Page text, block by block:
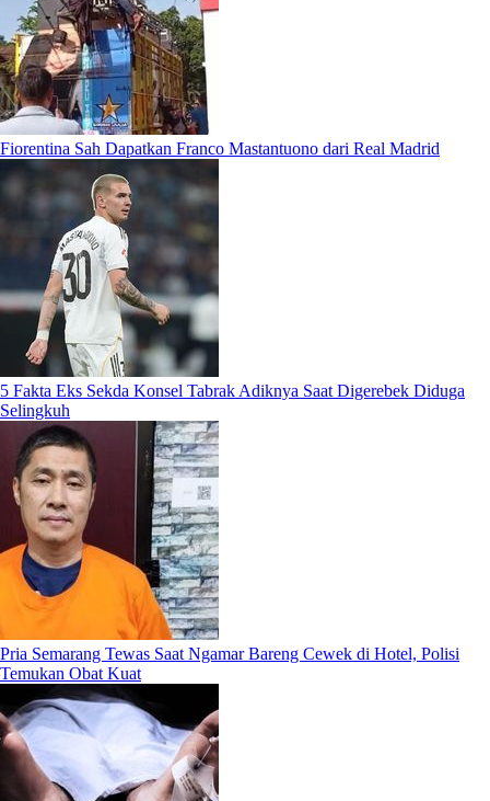
Fiorentina Sah Dapatkan Franco Mastantuono dari Real Madrid
5 Fakta Eks Sekda Konsel Tabrak Adiknya Saat Digerebek Diduga
Selingkuh
Pria Semarang Tewas Saat Ngamar Bareng Cewek di Hotel, Polisi
Temukan Obat Kuat